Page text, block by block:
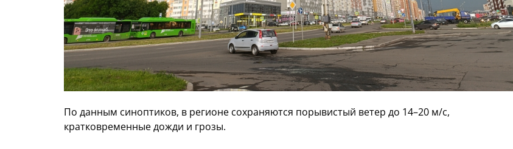
По данным синоптиков, в регионе сохраняются порывистый ветер до 14–20 м/с,
кратковременные дожди и грозы.